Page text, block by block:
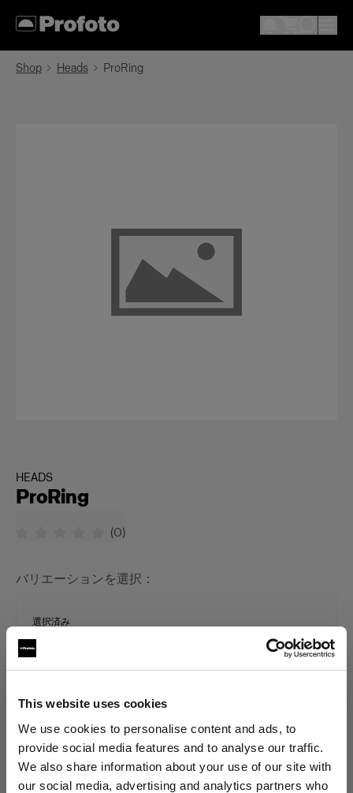
This website uses cookies
We use cookies to personalise content and ads, to
provide social media features and to analyse our traffic.
We also share information about your use of our site with
our social media, advertising and analytics partners who
Shop Heads ProRing
HEADS
ProRing
(0)
バリエーションを選択：
選択済み
Proリング
本製品は生産中止になりましたので、ご購入いただけませ
ん。詳しくは当社までお問い合わせください。